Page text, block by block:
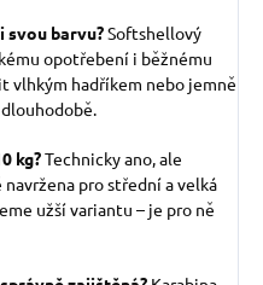
barvu?Softshellový
opotřebení i běžnému
vlhkým hadříkem nebo jemně
kg?Technicky ano, ale
pro střední a velká
užší variantu – je pro ně